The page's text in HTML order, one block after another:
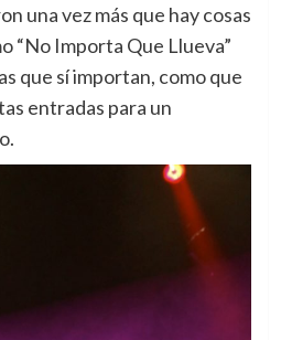
una vez más que hay cosas
“No Importa Que Llueva”
que sí importan, como que
entradas para un